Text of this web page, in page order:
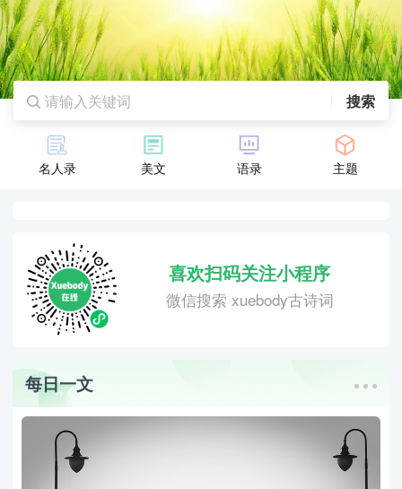
搜索
名人录 美文 语录 主题
喜欢扫码关注小程序
微信搜索 xuebody古诗词
每日一文